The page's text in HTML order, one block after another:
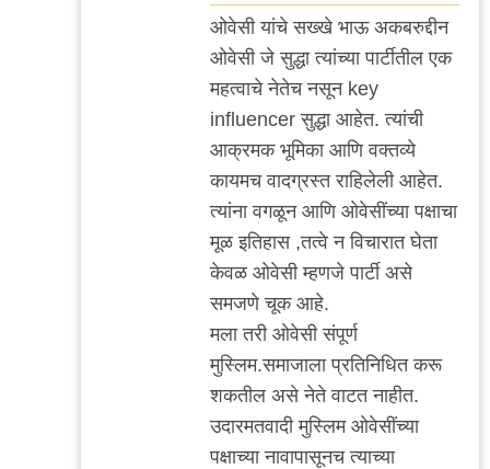
In
reply
हम्म्म्म्म्…
bad!
by
बाजू
ओवेसी यांचे सख्खे भाऊ अकबरुद्दीन
ओवेसी जे सुद्धा त्यांच्या पार्टीतील एक
महत्वाचे नेतेच नसून key
influencer सुद्धा आहेत. त्यांची
आक्रमक भूमिका आणि वक्तव्ये
कायमच वादग्रस्त राहिलेली आहेत.
त्यांना वगळून आणि ओवेसींच्या पक्षाचा
मूळ इतिहास ,तत्वे न विचारात घेता
केवळ ओवेसी म्हणजे पार्टी असे
समजणे चूक आहे.
मला तरी ओवेसी संपूर्ण
मुस्लिम.समाजाला प्रतिनिधित करू
शकतील असे नेते वाटत नाहीत.
उदारमतवादी मुस्लिम ओवेसींच्या
पक्षाच्या नावापासूनच त्याच्या